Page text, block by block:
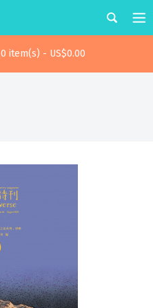
0 item(s) - US$0.00